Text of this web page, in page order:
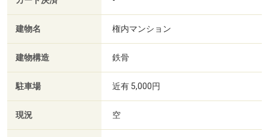
建物名 権内マンション
建物構造 鉄骨
駐車場 近有 5,000円
現況 空